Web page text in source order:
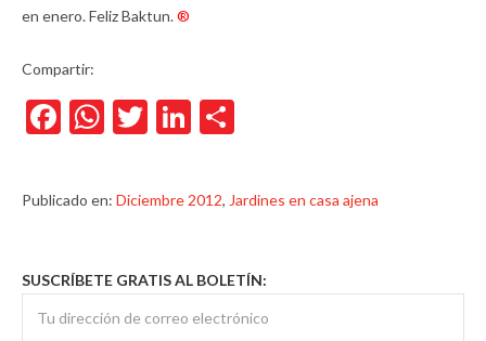
en enero. Feliz Baktun.®
Compartir:
Facebook
WhatsApp
TwitterLinkedIn
Publicado en: Diciembre 2012, Jardines en casa ajena
SUSCRÍBETE GRATIS AL BOLETÍN: